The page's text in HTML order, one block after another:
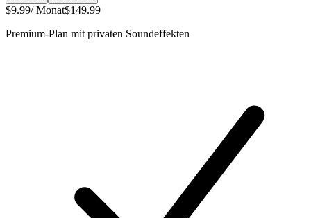
$9.99/ Monat$149.99
Premium-Plan mit privaten Soundeffekten